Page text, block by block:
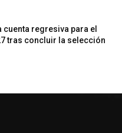
cuenta regresiva para el
tras concluir la selección